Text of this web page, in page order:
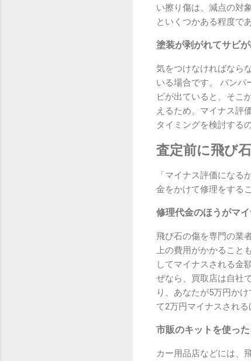
い擦り傷は、減点の対
といくつかある程度で
塗装が剥がれてサビ
気をつけなければなら
いる場合です。 バンパ
ビが出ていると、そこ
えるため、マイナス評
タイミングを検討する
査定前に飛び
「マイナス評価にな
金をかけて修理をする
修理代金のほうがマ
飛び石の傷を専門の業
上の費用がかかるこ
してマイナスされる金
ぜなら、買取店は自社
り、あなたが5万円か
て2万円マイナスされ
市販のキットを使っ
カー用品店などには、